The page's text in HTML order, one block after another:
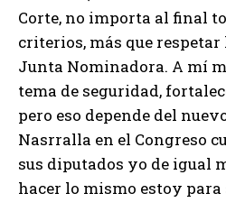
Corte, no importa al final
criterios, más que respetar
Junta Nominadora. A mí
tema de seguridad,
pero eso depende del
Nasrralla en el Congreso
sus diputados yo de igual
hacer lo mismo estoy